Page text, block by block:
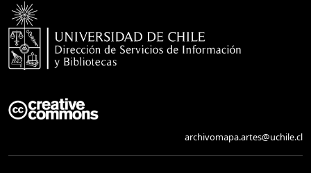
archivomapa.artes@uchile.cl